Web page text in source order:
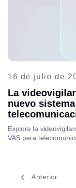
16 de julio de
La
nuevo
Explore la
VAS para
Anterior